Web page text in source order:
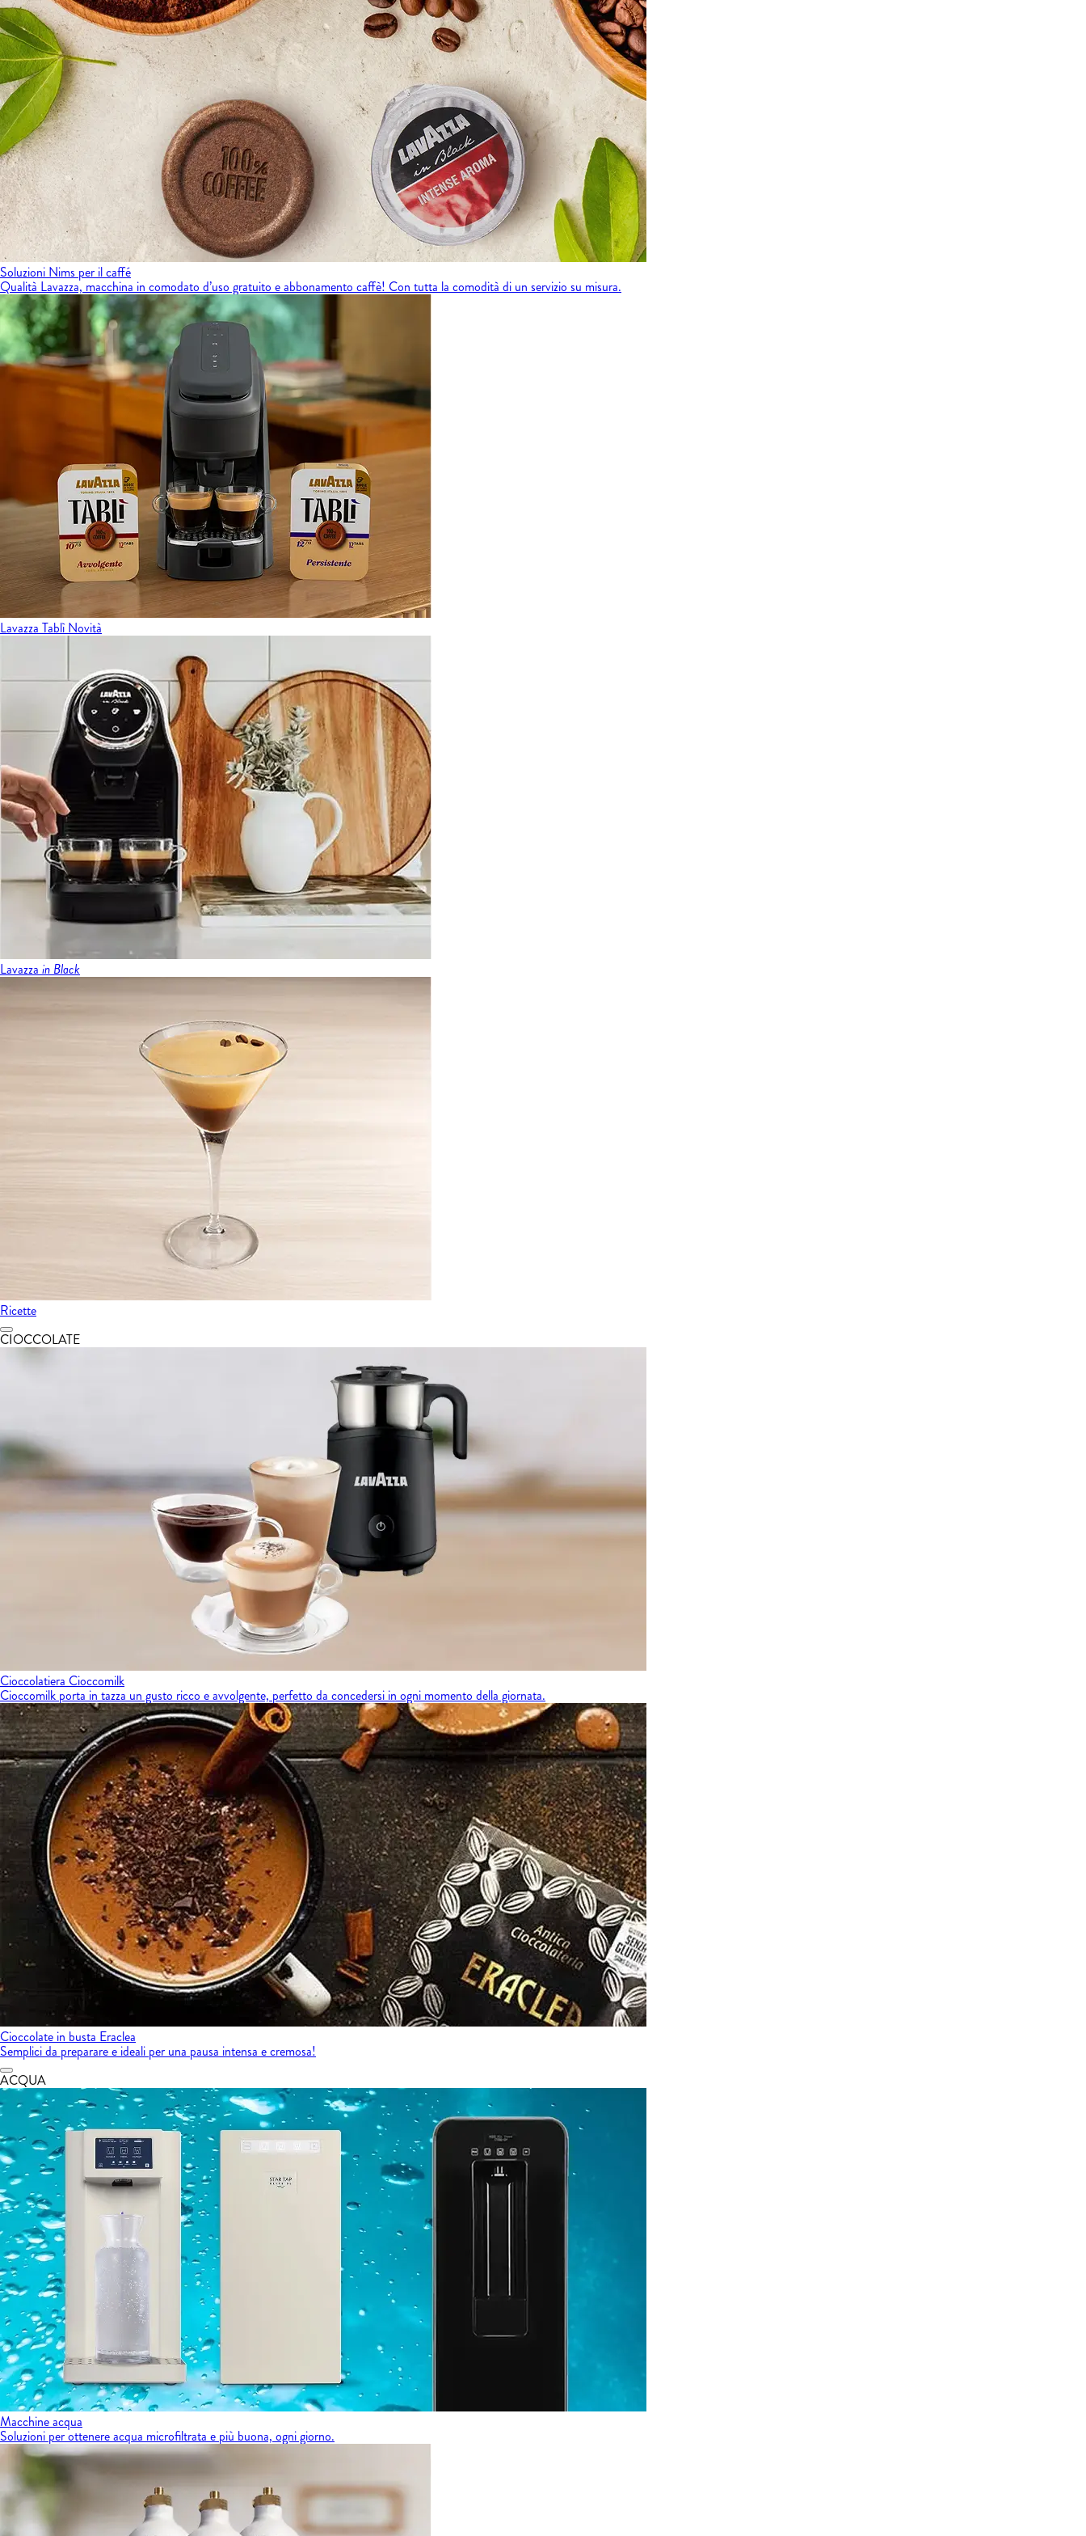
Soluzioni Nims per il caffé
Qualità Lavazza, macchina in comodato d’uso gratuito e abbonamento caffè! Con tutta la comodità di un servizio su misura.
Lavazza Tablì Novità
Lavazza in Black
Ricette
CIOCCOLATE
Cioccolatiera Cioccomilk
Cioccomilk porta in tazza un gusto ricco e avvolgente, perfetto da concedersi in ogni momento della giornata.
Cioccolate in busta Eraclea
Semplici da preparare e ideali per una pausa intensa e cremosa!
ACQUA
Macchine acqua
Soluzioni per ottenere acqua microfiltrata e più buona, ogni giorno.